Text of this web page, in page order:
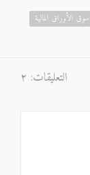
سوق الأوراق المالية
التعليقات: ٢